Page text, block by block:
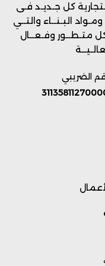
كل جـديـد فـى
البـنــاء والتــي
متـطــور وفـعــال
الضريبي